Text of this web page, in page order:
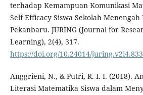
terhadap Kemampuan Komunikasi
Self Efficacy Siswa Sekolah
Pekanbaru. JURING (Journal for
Learning), 2(4), 317.
https://doi.org/10.24014/
Anggrieni, N., & Putri, R. I. I. (2018).
Literasi Matematika Siswa dalam